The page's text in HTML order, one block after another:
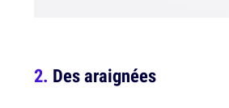
Des araignées